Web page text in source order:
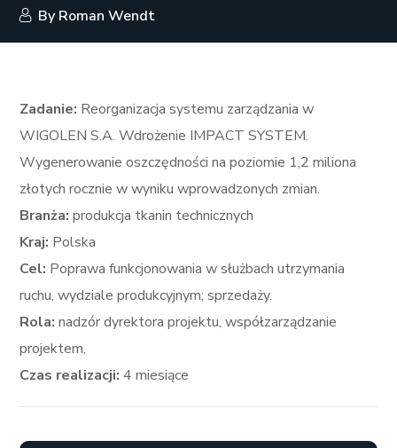
By Roman Wendt
Zadanie: Reorganizacja systemu zarządzania w
WIGOLEN S.A. Wdrożenie IMPACT SYSTEM.
Wygenerowanie oszczędności na poziomie 1,2 miliona
złotych rocznie w wyniku wprowadzonych zmian.
Branża:produkcja tkanin technicznych
Kraj: Polska
Cel: Poprawa funkcjonowania w służbach utrzymania
ruchu, wydziale produkcyjnym; sprzedaży.
Rola:nadzór dyrektora projektu, współzarządzanie
projektem,
Czas realizacji: 4 miesiące